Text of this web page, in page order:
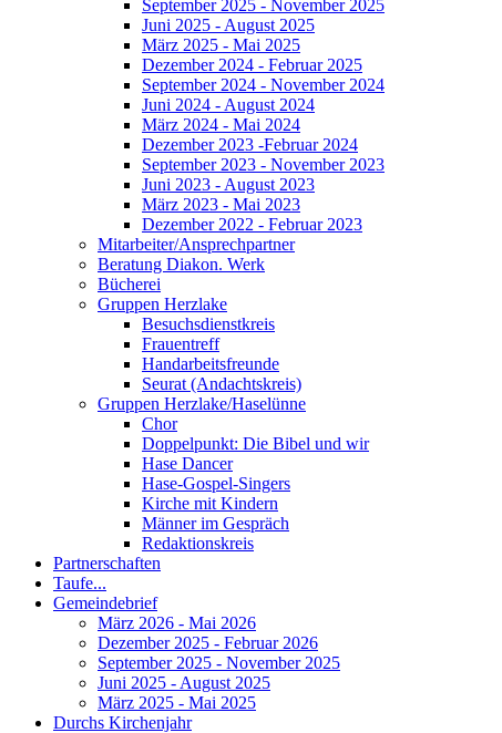
September 2025 - November 2025
Juni 2025 - August 2025
März 2025 - Mai 2025
Dezember 2024 - Februar 2025
September 2024 - November 2024
Juni 2024 - August 2024
März 2024 - Mai 2024
Dezember 2023 -Februar 2024
September 2023 - November 2023
Juni 2023 - August 2023
März 2023 - Mai 2023
Dezember 2022 - Februar 2023
Mitarbeiter/Ansprechpartner
Beratung Diakon. Werk
Bücherei
Gruppen Herzlake
Besuchsdienstkreis
Frauentreff
Handarbeitsfreunde
Seurat (Andachtskreis)
Gruppen Herzlake/Haselünne
Chor
Doppelpunkt: Die Bibel und wir
Hase Dancer
Hase-Gospel-Singers
Kirche mit Kindern
Männer im Gespräch
Redaktionskreis
Partnerschaften
Taufe...
Gemeindebrief
März 2026 - Mai 2026
Dezember 2025 - Februar 2026
September 2025 - November 2025
Juni 2025 - August 2025
März 2025 - Mai 2025
Durchs Kirchenjahr